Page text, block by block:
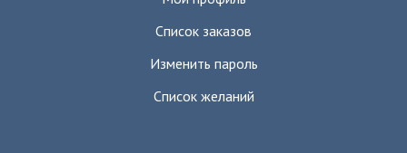
Список заказов
Изменить пароль
Список желаний